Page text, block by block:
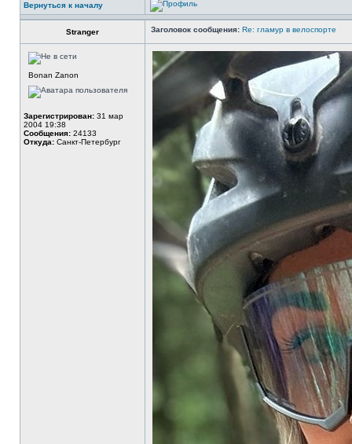
Вернуться к началу
Stranger Заголовок сообщения: Re: гламур в велоспорте
Bonan Zanon
Зарегистрирован: 31 мар
2004 19:38
Сообщения: 24133
Откуда: Санкт-Петербург